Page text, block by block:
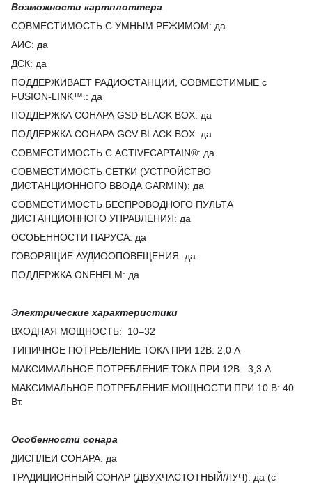
Возможности картплоттера
СОВМЕСТИМОСТЬ С УМНЫМ РЕЖИМОМ: да
АИС: да
ДСК: да
ПОДДЕРЖИВАЕТ РАДИОСТАНЦИИ, СОВМЕСТИМЫЕ с
FUSION-LINK™. : да
ПОДДЕРЖКА СОНАРА GSD BLACK BOX: да
ПОДДЕРЖКА СОНАРА GCV BLACK BOX: да
СОВМЕСТИМОСТЬ С ACTIVECAPTAIN®: да
СОВМЕСТИМОСТЬ СЕТКИ (УСТРОЙСТВО
ДИСТАНЦИОННОГО ВВОДА GARMIN): да
СОВМЕСТИМОСТЬ БЕСПРОВОДНОГО ПУЛЬТА
ДИСТАНЦИОННОГО УПРАВЛЕНИЯ: да
ОСОБЕННОСТИ ПАРУСА: да
ГОВОРЯЩИЕ АУДИООПОВЕЩЕНИЯ: да
ПОДДЕРЖКА ONEHELM: да
Электрические характеристики
ВХОДНАЯ МОЩНОСТЬ:
10–32
ТИПИЧНОЕ ПОТРЕБЛЕНИЕ ТОКА ПРИ 12В: 2,0 А
МАКСИМАЛЬНОЕ ПОТРЕБЛЕНИЕ ТОКА ПРИ 12В: 3,3 А
МАКСИМАЛЬНОЕ ПОТРЕБЛЕНИЕ МОЩНОСТИ ПРИ 10 В: 40
Вт.
Особенности сонара
ДИСПЛЕИ СОНАРА: да
ТРАДИЦИОННЫЙ СОНАР (ДВУХЧАСТОТНЫЙ/ЛУЧ): да (с